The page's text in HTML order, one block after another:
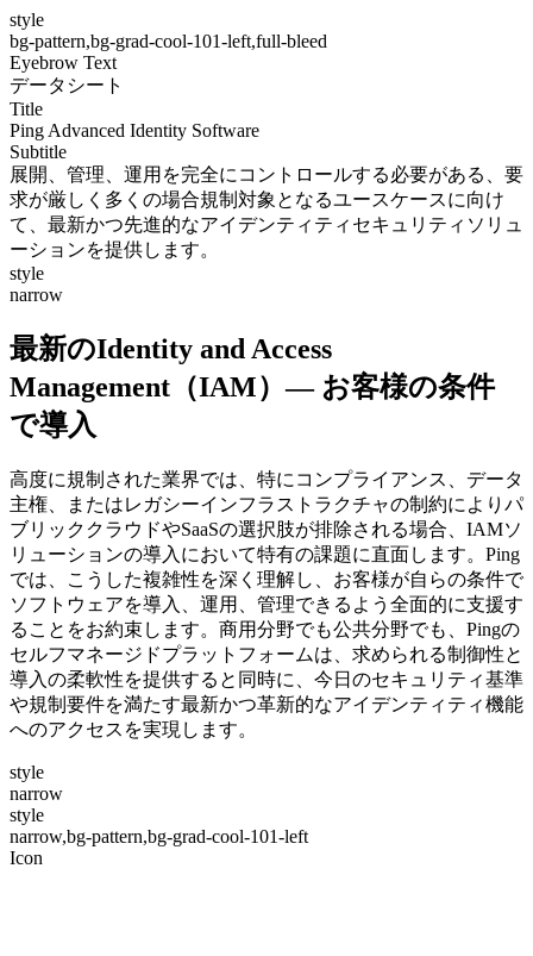
style
bg-pattern,bg-grad-cool-101-left,full-bleed
Eyebrow Text
データシート
Title
Ping Advanced Identity Software
Subtitle
展開、管理、運用を完全にコントロールする必要がある、要
求が厳しく多くの場合規制対象となるユースケースに向け
て、最新かつ先進的なアイデンティティセキュリティソリュ
ーションを提供します。
style
narrow
最新のIdentity and Access
Management（IAM）— お客様の条件
で導入
高度に規制された業界では、特にコンプライアンス、データ
主権、またはレガシーインフラストラクチャの制約によりパ
ブリッククラウドやSaaSの選択肢が排除される場合、IAMソ
リューションの導入において特有の課題に直面します。Ping
では、こうした複雑性を深く理解し、お客様が自らの条件で
ソフトウェアを導入、運用、管理できるよう全面的に支援す
ることをお約束します。商用分野でも公共分野でも、Pingの
セルフマネージドプラットフォームは、求められる制御性と
導入の柔軟性を提供すると同時に、今日のセキュリティ基準
や規制要件を満たす最新かつ革新的なアイデンティティ機能
へのアクセスを実現します。
style
narrow
style
narrow,bg-pattern,bg-grad-cool-101-left
Icon